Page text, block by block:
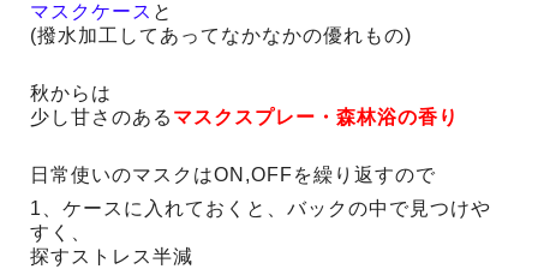
マスクケース と
(撥水加工してあってなかなかの優れもの)
秋からは
少し甘さのある マスクスプレー・森林浴の香り
日常使いのマスクはON,OFFを繰り返すので
1、ケースに入れておくと、 バックの中で見つけや
すく、
探すストレス半減